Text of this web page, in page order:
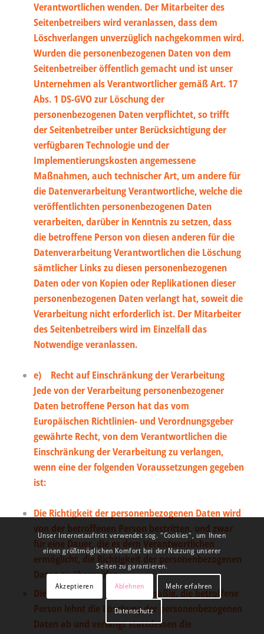
Verantwortlichen wenden. Der Mitarbeiter des
Seitenbetreibers wird veranlassen, dass dem
Löschverlangen unverzüglich nachgekommen wird.
Wurden die personenbezogenen Daten von dem
Seitenbetreiber öffentlich gemacht und ist unser
Unternehmen als Verantwortlicher gemäß Art. 17
Abs. 1 DS-GVO zur Löschung der
personenbezogenen Daten verpflichtet, so trifft
der Seitenbetreiber unter Berücksichtigung der
verfügbaren Technologie und der
Implementierungskosten angemessene
Maßnahmen, auch technischer Art, um andere für
die Datenverarbeitung Verantwortliche, welche die
veröffentlichten personenbezogenen Daten
verarbeiten, darüber in Kenntnis zu setzen, dass
die betroffene Person von diesen anderen für die
Datenverarbeitung Verantwortlichen die Löschung
sämtlicher Links zu diesen personenbezogenen
Daten oder von Kopien oder Replikationen dieser
personenbezogenen Daten verlangt hat, soweit die
Verarbeitung nicht erforderlich ist. Der Mitarbeiter
des Seitenbetreibers wird im Einzelfall das
Notwendige veranlassen.
e) Recht auf Einschränkung der Verarbeitung
Jede von der Verarbeitung personenbezogener
Daten betroffene Person hat das vom
Europäischen Richtlinien- und Verordnungsgeber
gewährte Recht, von dem Verantwortlichen die
Einschränkung der Verarbeitung zu verlangen,
wenn eine der folgenden Voraussetzungen gegeben
ist:
Die Richtigkeit der personenbezogenen Daten wird
von der betroffenen Person bestritten, und zwar
für eine Dauer, die es dem Verantwortlichen
ermöglicht, die Richtigkeit der personenbezogenen
Daten zu überprüfen.
Die Verarbeitung ist unrechtmäßig, die betroffene
Person lehnt die Löschung der personenbezogenen
Daten ab und verlangt stattdessen die
Unser Internetauftritt verwendet sog. "Cookies", um Ihnen
einen größtmöglichen Komfort bei der Nutzung unserer
Seiten zu garantieren.
Akzeptieren Ablehnen Mehr erfahren
Datenschutz